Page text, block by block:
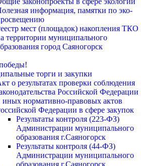
информация, памятки по эко-
мест (площадок) накопления ТКО
территории муниципального
город Саяногорск
торги и закупки
о результатах проверки соблюдения
Российской Федерации
иных нормативно-правовых актов
Федерации в сфере закупок
Результаты контроля (223-ФЗ)
Администрации муниципального
образования г.Саяногорск
Результаты контроля (44-ФЗ)
Администрации муниципального